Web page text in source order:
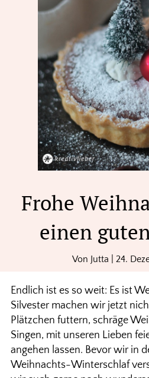
Frohe
einen
Von Jutta 24.
Endlich ist es so weit: Es ist
Silvester machen wir jetzt
Plätzchen futtern, schräge
Singen, mit unseren Lieben
angehen lassen. Bevor wir in
Weihnachts-Winterschlaf